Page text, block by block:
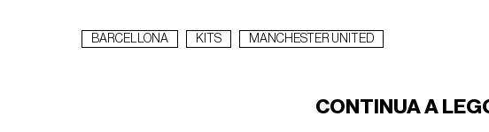
BARCELLONA KITS MANCHESTER UNITED
CONTINUA A